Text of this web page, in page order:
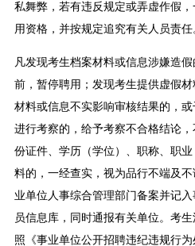
私舞弊，若有违反规定或弄虚作假
用资格，并按规定追究有关人员责任
凡发现考生档案材料或信息涉嫌造
前，暂停聘用；发现考生提供虚假
材料或信息不实影响审核结果的，
进行考察的，给予考察不合格结论
份证件、学历（学位）、职称、职
料的，一经查实，视为品行不端及
业单位人事综合管理部门备案并记
员信息库，同时通报有关单位。考
照《事业单位公开招聘违纪违规行为